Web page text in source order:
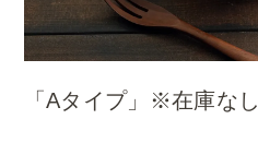
「Aタイプ」※在庫なし